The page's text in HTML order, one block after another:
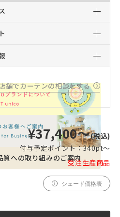
質への取り組みのご案内
舗でカーテンの相談をする
¥37,400〜(税込)
付与予定ポイント：340pt〜
受注生産商品
シェード価格表